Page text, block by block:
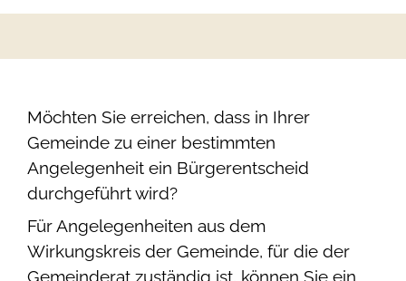
Möchten Sie erreichen, dass in Ihrer
Gemeinde zu einer bestimmten
Angelegenheit ein Bürgerentscheid
durchgeführt wird?
Für Angelegenheiten aus dem
Wirkungskreis der Gemeinde, für die der
Gemeinderat zuständig ist, können Sie ein